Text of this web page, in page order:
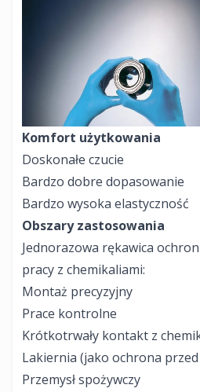
Komfort użytkowania
Doskonałe czucie
Bardzo dobre dopasowanie
Bardzo wysoka elastyczność
Obszary zastosowania
Jednorazowa rękawica
pracy z chemikaliami:
Montaż precyzyjny
Prace kontrolne
Krótkotrwały kontakt z
Lakiernia (jako ochrona
Przemysł spożywczy